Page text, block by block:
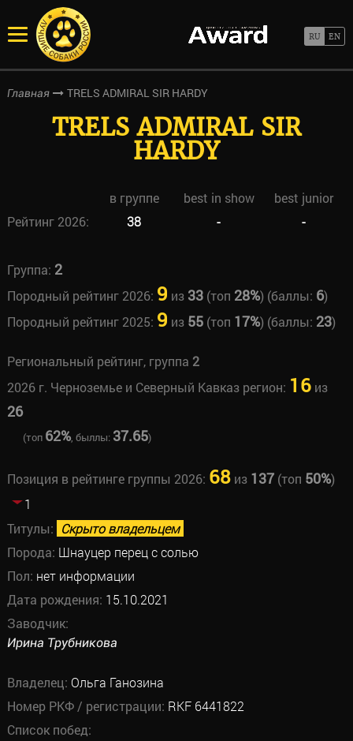
Главная TRELS ADMIRAL SIR HARDY
TRELS ADMIRAL SIR
HARDY
в группе best in show
best junior
Рейтинг 2026:
38 - -
Группа: 2
Породный рейтинг 2026: 9 из 33(топ 28%) (баллы: 6)
Породный рейтинг 2025: 9 из 55(топ 17%) (баллы: 23)
Региональный рейтинг, группа 2
2026 г. Черноземье и Северный Кавказ регион: 16из
26
(топ 62%, быллы: 37.65)
Позиция в рейтинге группы 2026: 68из 137(топ 50%)
1
Титулы: Скрыто владельцем
Порода: Шнауцер перец с солью
Пол: нет информации
Дата рождения: 15.10.2021
Заводчик:
Ирина Трубникова
Владелец: Ольга Ганозина
Номер РКФ / регистрации: RKF 6441822
Список побед: